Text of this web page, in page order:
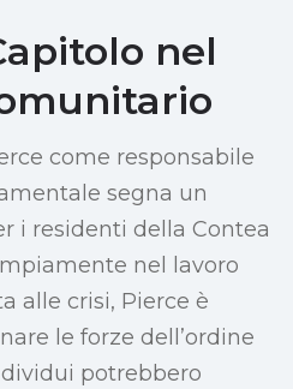
nel
come responsabile
segna un
i residenti della Contea
nel lavoro
alle crisi, Pierce è
le forze dell’ordine
potrebbero